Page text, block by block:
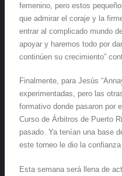
femenino, pero estos
que admirar el coraje y la
entrar al complicado mundo
apoyar y haremos todo por
continúen su crecimiento”
Finalmente, para Jesús
experimentadas, pero las
formativo donde pasaron por
Curso de Árbitros de Puerto
pasado. Ya tenían una base
este torneo le dio la
Esta semana será llena de